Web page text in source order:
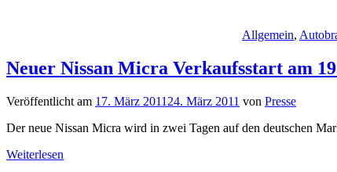
Allgemein,
Neuer Nissan Micra Verkaufsstart am
Veröffentlicht am 17. März 2011 24. März 2011 von Presse
Der neue Nissan Micra wird in zwei Tagen auf den deutschen
Weiterlesen